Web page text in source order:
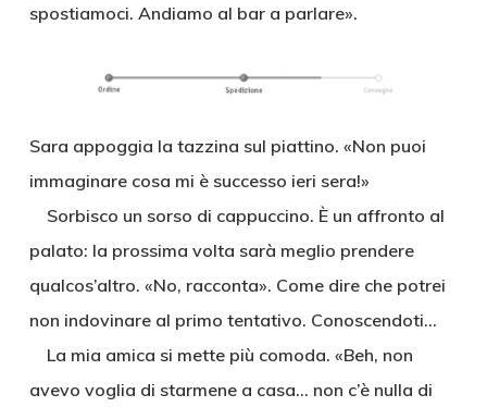
spostiamoci. Andiamo al bar a parlare».
Sara appoggia la tazzina sul piattino. «Non puoi
immaginare cosa mi è successo ieri sera!»
Sorbisco un sorso di cappuccino. È un affronto al
palato: la prossima volta sarà meglio prendere
qualcos’altro. «No, racconta». Come dire che potrei
non indovinare al primo tentativo. Conoscendoti…
La mia amica si mette più comoda. «Beh, non
avevo voglia di starmene a casa… non c’è nulla di